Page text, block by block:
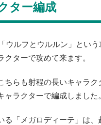
ター編成
ウルフとウルルン」とい
ターで攻めて来ます。
ちらも射程の長いキャラ
ャラクターで編成しました
る「メガロディーテ」は